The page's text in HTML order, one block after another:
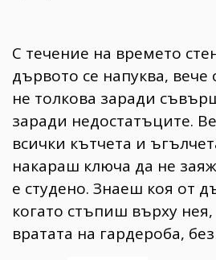
С течение на времето
дървото се напуква,
не толкова заради
заради недостатъците.
всички кътчета и
накараш ключа да не
е студено. Знаеш коя от
когато стъпиш върху
вратата на гардероба,